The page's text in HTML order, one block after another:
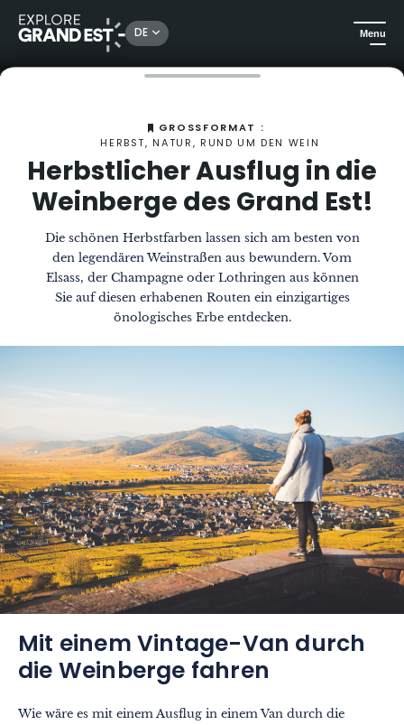
DE Menu
Sehenswertes in der Region Grand Est Herbstlicher Ausflug in die Weinberge des Grand Est
GROSSFORMAT :
HERBST, NATUR, RUND UM DEN WEIN
Herbstlicher Ausflug in die
Weinberge des Grand Est!
Die schönen Herbstfarben lassen sich am besten von
den legendären Weinstraßen aus bewundern. Vom
Elsass, der Champagne oder Lothringen aus können
Sie auf diesen erhabenen Routen ein einzigartiges
önologisches Erbe entdecken.
Mit einem Vintage-Van durch
die Weinberge fahren
Wie wäre es mit einem Ausflug in einem Van durch die